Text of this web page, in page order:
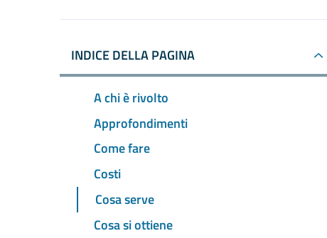
INDICE DELLA PAGINA
A chi è rivolto
Approfondimenti
Come fare
Costi
Cosa serve
Cosa si ottiene